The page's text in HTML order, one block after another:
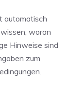
automatisch
woran
Hinweise sind
zum